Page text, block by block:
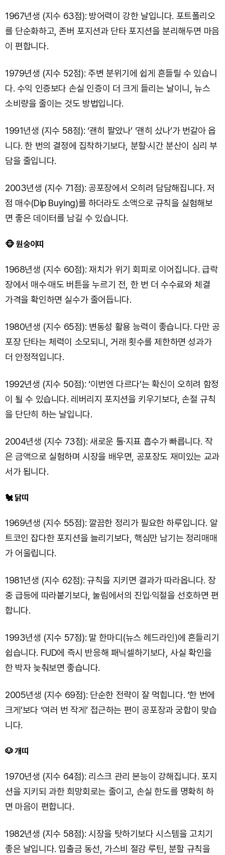
1967년생 (지수 63점): 방어력이 강한 날입니다. 포트폴리오
를 단순화하고, 존버 포지션과 단타 포지션을 분리해두면 마음
이 편합니다.
1979년생 (지수 52점): 주변 분위기에 쉽게 흔들릴 수 있습니
다. 수익 인증보다 손실 인증이 더 크게 들리는 날이니, 뉴스
소비량을 줄이는 것도 방법입니다.
1991년생 (지수 58점): ‘괜히 팔았나’ ‘괜히 샀나’가 번갈아 옵
니다. 한 번의 결정에 집착하기보다, 분할·시간 분산이 심리 부
담을 줄입니다.
2003년생 (지수 71점): 공포장에서 오히려 담담해집니다. 저
점 매수(Dip Buying)를 하더라도 소액으로 규칙을 실험해보
면 좋은 데이터를 남길 수 있습니다.
🐵 원숭이띠
1968년생 (지수 60점): 재치가 위기 회피로 이어집니다. 급락
장에서 매수·매도 버튼을 누르기 전, 한 번 더 수수료와 체결
가격을 확인하면 실수가 줄어듭니다.
1980년생 (지수 65점): 변동성 활용 능력이 좋습니다. 다만 공
포장 단타는 체력이 소모되니, 거래 횟수를 제한하면 성과가
더 안정적입니다.
1992년생 (지수 50점): ‘이번엔 다르다’는 확신이 오히려 함정
이 될 수 있습니다. 레버리지 포지션을 키우기보다, 손절 규칙
을 단단히 하는 날입니다.
2004년생 (지수 73점): 새로운 툴·지표 흡수가 빠릅니다. 작
은 금액으로 실험하며 시장을 배우면, 공포장도 재미있는 교과
서가 됩니다.
🐔 닭띠
1969년생 (지수 55점): 깔끔한 정리가 필요한 하루입니다. 알
트코인 잡다한 포지션을 늘리기보다, 핵심만 남기는 정리매매
가 어울립니다.
1981년생 (지수 62점): 규칙을 지키면 결과가 따라옵니다. 장
중 급등에 따라붙기보다, 눌림에서의 진입·익절을 선호하면 편
합니다.
1993년생 (지수 57점): 말 한마디(뉴스 헤드라인)에 흔들리기
쉽습니다. FUD에 즉시 반응해 패닉셀하기보다, 사실 확인을
한 박자 늦춰보면 좋습니다.
2005년생 (지수 69점): 단순한 전략이 잘 먹힙니다. ‘한 번에
크게’보다 ‘여러 번 작게’ 접근하는 편이 공포장과 궁합이 맞습
니다.
🐶 개띠
1970년생 (지수 64점): 리스크 관리 본능이 강해집니다. 포지
션을 지키되 과한 희망회로는 줄이고, 손실 한도를 명확히 하
면 마음이 편합니다.
1982년생 (지수 58점): 시장을 탓하기보다 시스템을 고치기
좋은 날입니다. 입출금 동선, 가스비 절감 루틴, 분할 규칙을